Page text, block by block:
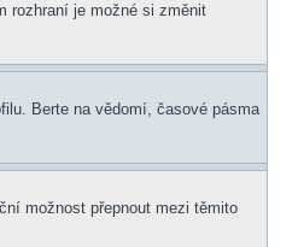
rozhraní je možné si změnit
Berte na vědomí, časové pásma
možnost přepnout mezi těmito